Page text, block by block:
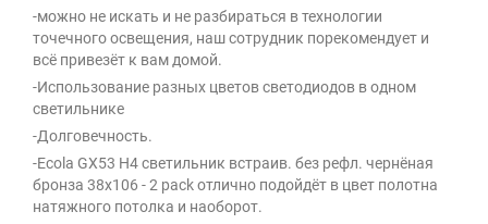
-можно не искать и не разбираться в технологии
точечного освещения, наш сотрудник порекомендует и
всё привезёт к вам домой.
-Использование разных цветов светодиодов в одном
светильнике
-Долговечность.
-Ecola GX53 H4 светильник встраив. без рефл. чернёная
бронза 38х106 - 2 pack отлично подойдёт в цвет полотна
натяжного потолка и наоборот.